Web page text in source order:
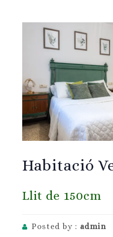
Habitació
Llit de 150cm
Posted by : admin